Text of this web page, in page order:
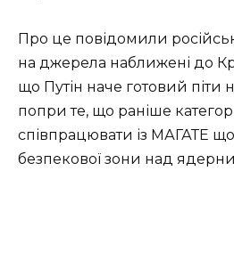
Про це повідомили
на джерела наближені до
що Путін наче готовий піти
попри те, що раніше
співпрацювати із МАГАТЕ
безпекової зони над